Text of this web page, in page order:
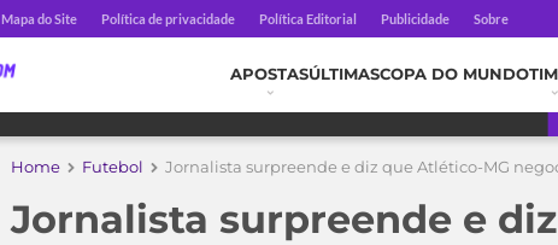
Mapa do Site Política de privacidade Política Editorial Publicidade Sobre
APOSTASÚLTIMASCOPA DO MUNDO
Home Futebol Jornalista surpreende e diz que Atlético-MG
Jornalista surpreende e